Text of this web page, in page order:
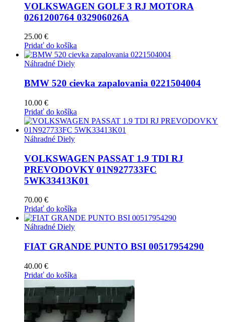
VOLKSWAGEN GOLF 3 RJ MOTORA
0261200764 032906026A
25.00 €
Pridať do košíka
Náhradné Diely
BMW 520 cievka zapalovania 0221504004
10.00 €
Pridať do košíka
Náhradné Diely
VOLKSWAGEN PASSAT 1.9 TDI RJ
PREVODOVKY 01N927733FC
5WK33413K01
70.00 €
Pridať do košíka
Náhradné Diely
FIAT GRANDE PUNTO BSI 00517954290
40.00 €
Pridať do košíka